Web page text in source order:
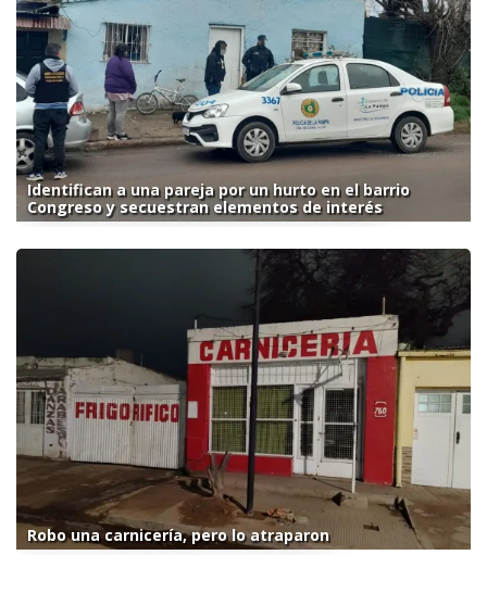
Identifican a una pareja por un hurto en el barrio
Congreso y secuestran elementos de interés
Robo una carnicería, pero lo atraparon